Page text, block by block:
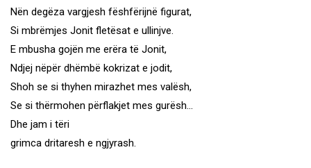
Nën degëza vargjesh fëshfërijnë figurat,
Si mbrëmjes Jonit fletësat e ullinjve.
E mbusha gojën me erëra të Jonit,
Ndjej nëpër dhëmbë kokrizat e jodit,
Shoh se si thyhen mirazhet mes valësh,
Se si thërmohen përflakjet mes gurësh…
Dhe jam i tëri
grimca dritaresh e ngjyrash.